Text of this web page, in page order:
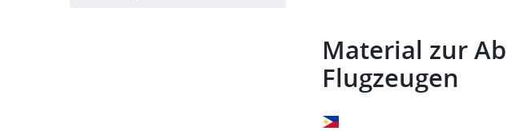
Material zur
Flugzeugen